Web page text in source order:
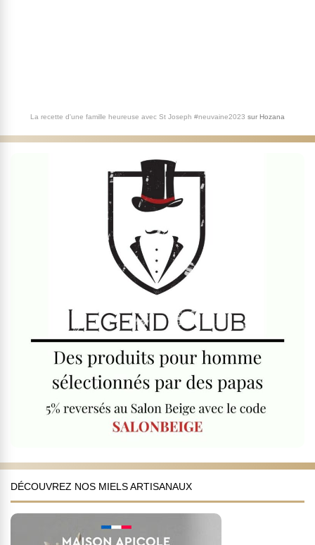
La recette d'une famille heureuse avec St Joseph #neuvaine2023 sur Hozana
DÉCOUVREZ NOS MIELS ARTISANAUX